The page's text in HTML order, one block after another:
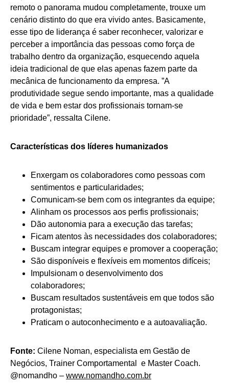
remoto o panorama mudou completamente, trouxe um
cenário distinto do que era vivido antes. Basicamente,
esse tipo de liderança é saber reconhecer, valorizar e
perceber a importância das pessoas como força de
trabalho dentro da organização, esquecendo aquela
ideia tradicional de que elas apenas fazem parte da
mecânica de funcionamento da empresa. ”A
produtividade segue sendo importante, mas a qualidade
de vida e bem estar dos profissionais tornam-se
prioridade”, ressalta Cilene.
Características dos líderes humanizados
Enxergam os colaboradores como pessoas com
sentimentos e particularidades;
Comunicam-se bem com os integrantes da equipe;
Alinham os processos aos perfis profissionais;
Dão autonomia para a execução das tarefas;
Ficam atentos às necessidades dos colaboradores;
Buscam integrar equipes e promover a cooperação;
São disponíveis e flexíveis em momentos difíceis;
Impulsionam o desenvolvimento dos
colaboradores;
Buscam resultados sustentáveis em que todos são
protagonistas;
Praticam o autoconhecimento e a autoavaliação.
Fonte: Cilene Noman, especialista em Gestão de
Negócios, Trainer Comportamental e Master Coach.
@nomandho – www.nomandho.com.br